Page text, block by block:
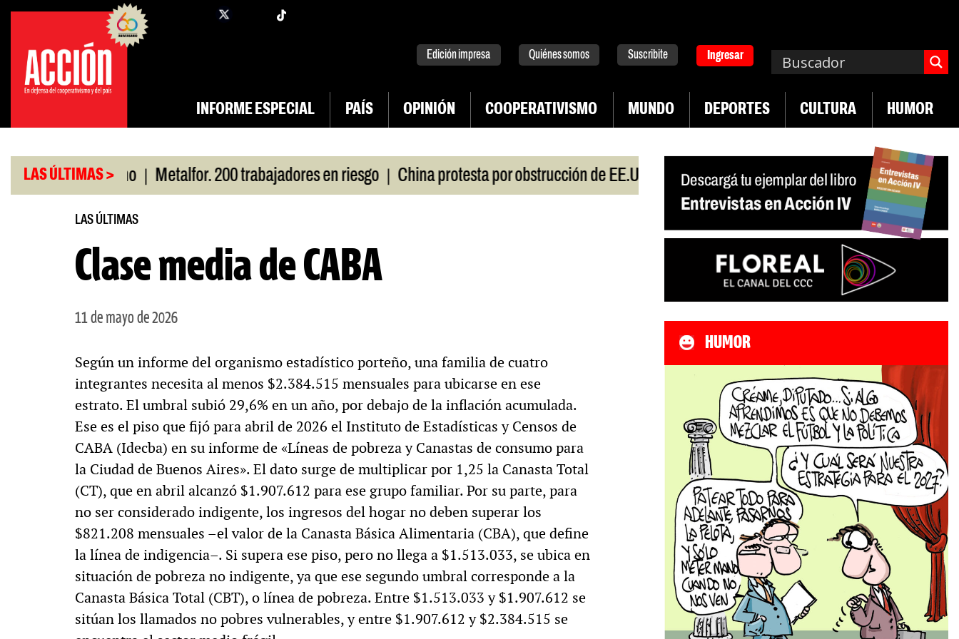
Saltar
contenido
facebook
Edición impresa Quiénes somos Suscribite Ingresar
INFORME ESPECIAL PAÍS OPINIÓN COOPERATIVISMO MUNDO DEPORTES CULTURA HUMOR
LAS ÚLTIMAS >
San Cayetano Metalfor. 200 trabajadores en riesgo | China protesta por obstrucción de EE.UU en Neuquén | Miguel Díaz-Canel: «Es un genocidio»
LAS ÚLTIMAS
Clase media de CABA
11 de mayo de 2026
Según un informe del organismo estadístico porteño, una familia de cuatro
integrantes necesita al menos $2.384.515 mensuales para ubicarse en ese
estrato. El umbral subió 29,6% en un año, por debajo de la inflación acumulada.
Ese es el piso que fijó para abril de 2026 el Instituto de Estadísticas y Censos de
CABA (Idecba) en su informe de «Líneas de pobreza y Canastas de consumo para
la Ciudad de Buenos Aires». El dato surge de multiplicar por 1,25 la Canasta Total
(CT), que en abril alcanzó $1.907.612 para ese grupo familiar. Por su parte, para
no ser considerado indigente, los ingresos del hogar no deben superar los
$821.208 mensuales –el valor de la Canasta Básica Alimentaria (CBA), que define
la línea de indigencia–. Si supera ese piso, pero no llega a $1.513.033, se ubica en
situación de pobreza no indigente, ya que ese segundo umbral corresponde a la
Canasta Básica Total (CBT), o línea de pobreza. Entre $1.513.033 y $1.907.612 se
sitúan los llamados no pobres vulnerables, y entre $1.907.612 y $2.384.515 se
HUMOR